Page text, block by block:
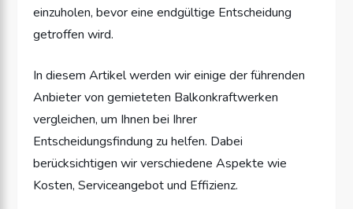
einzuholen, bevor eine endgültige Entscheidung
getroffen wird.
In diesem Artikel werden wir einige der führenden
Anbieter von gemieteten Balkonkraftwerken
vergleichen, um Ihnen bei Ihrer
Entscheidungsfindung zu helfen. Dabei
berücksichtigen wir verschiedene Aspekte wie
Kosten, Serviceangebot und Effizienz.